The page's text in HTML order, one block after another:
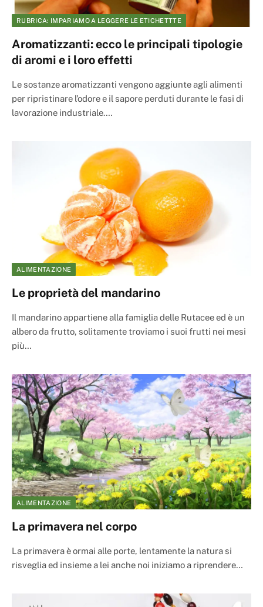
RUBRICA: IMPARIAMO A LEGGERE LE ETICHETTTE
Aromatizzanti: ecco le principali tipologie
di aromi e i loro effetti
Le sostanze aromatizzanti vengono aggiunte agli alimenti
per ripristinare l’odore e il sapore perduti durante le fasi di
lavorazione industriale.…
ALIMENTAZIONE
Le proprietà del mandarino
Il mandarino appartiene alla famiglia delle Rutacee ed è un
albero da frutto, solitamente troviamo i suoi frutti nei mesi
più…
ALIMENTAZIONE
La primavera nel corpo
La primavera è ormai alle porte, lentamente la natura si
risveglia ed insieme a lei anche noi iniziamo a riprendere…